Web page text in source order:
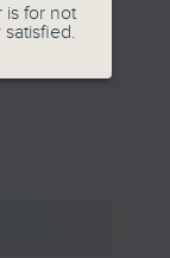
is for not